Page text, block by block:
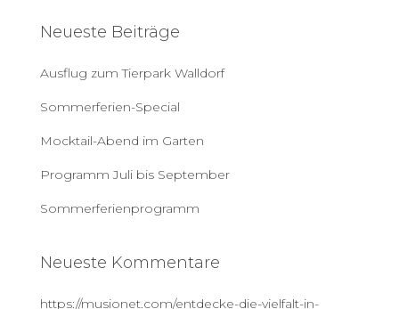
n
c
:
Neueste Beiträge
Ausflug zum Tierpark Walldorf
Sommerferien-Special
Mocktail-Abend im Garten
Programm Juli bis September
Sommerferienprogramm
Neueste Kommentare
https://musionet.com/entdecke-die-vielfalt-in-